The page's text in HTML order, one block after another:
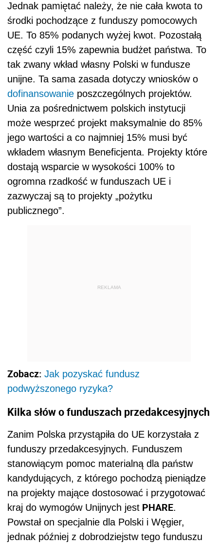
Jednak pamiętać należy, że nie cała kwota to
środki pochodzące z funduszy pomocowych
UE. To 85% podanych wyżej kwot. Pozostałą
część czyli 15% zapewnia budżet państwa. To
tak zwany wkład własny Polski w fundusze
unijne. Ta sama zasada dotyczy wniosków o
dofinansowanie poszczególnych projektów.
Unia za pośrednictwem polskich instytucji
może wesprzeć projekt maksymalnie do 85%
jego wartości a co najmniej 15% musi być
wkładem własnym Beneficjenta. Projekty które
dostają wsparcie w wysokości 100% to
ogromna rzadkość w funduszach UE i
zazwyczaj są to projekty „pożytku
publicznego”.
REKLAMA
Zobacz: Jak pozyskać fundusz
podwyższonego ryzyka?
Kilka słów o funduszach przedakcesyjnych
Zanim Polska przystąpiła do UE korzystała z
funduszy przedakcesyjnych. Funduszem
stanowiącym pomoc materialną dla państw
kandydujących, z którego pochodzą pieniądze
na projekty mające dostosować i przygotować
kraj do wymogów Unijnych jest PHARE.
Powstał on specjalnie dla Polski i Węgier,
jednak później z dobrodziejstw tego funduszu